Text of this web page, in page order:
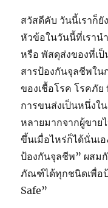
สวัสดีคับ วันนี้เราก็ยั
หัวข้อในวันนี้ที่เราน
หรือ พัสดุส่งของที่เ
สารป้องกันจุลชีพใน
ของเชื้อโรค โรคภัย
การขนส่งเป็นหนึ่ง
หลายมากจากผู้ขาย
ขึ้นเมื่อไหร่ก็ได้นั่นเ
ป้องกันจุลชีพ” ผสม
ภัณฑ์ได้ทุกชนิดเพื่อ
Safe”